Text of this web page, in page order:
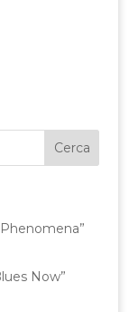
Now”